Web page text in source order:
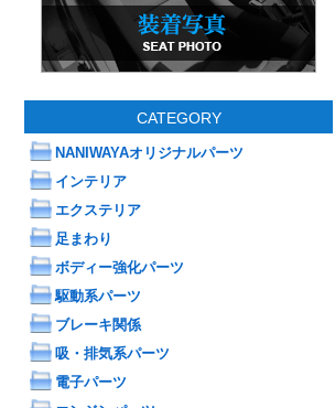
CATEGORY
NANIWAYAオリジナルパーツ
インテリア
エクステリア
足まわり
ボディー強化パーツ
駆動系パーツ
ブレーキ関係
吸・排気系パーツ
電子パーツ